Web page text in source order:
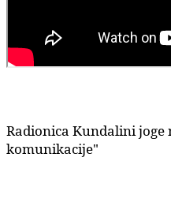
Radionica Kundalini joge
komunikacije"